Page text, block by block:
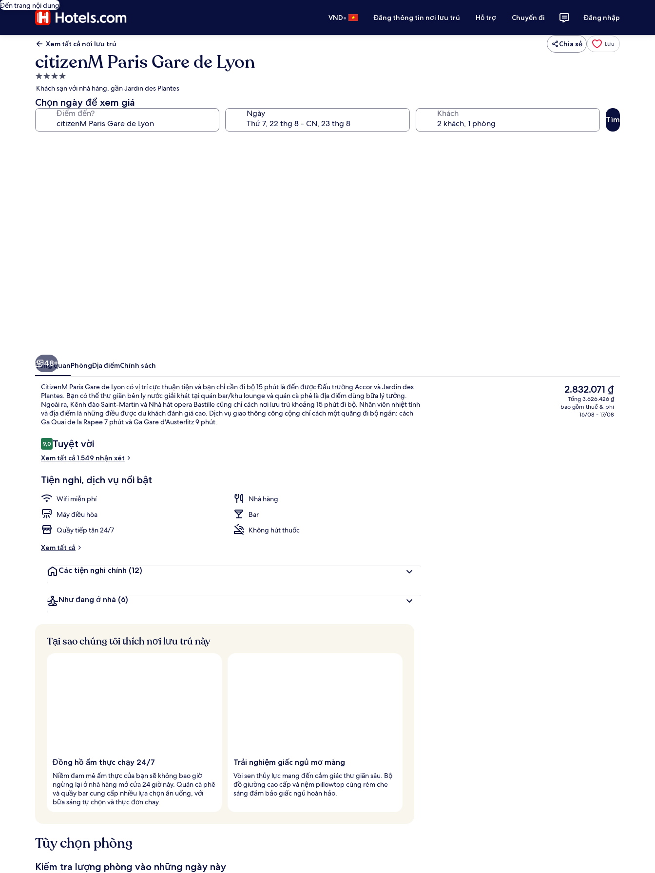
Đến trang nội dung
VND• Đăng thông tin nơi lưu trú Hỗ trợ Chuyến đi Đăng nhập
Xem tất cả nơi lưu trú Chia sẻ Lưu
citizenM Paris Gare de Lyon
Nơi
lưu
trú
4.0
Khách sạn với nhà hàng, gần Jardin des Plantes
Chọn ngày để xem giá
Điểm đến? Ngày Khách
Tìm
Tiện nghi, dịch vụ nơi lưu trú Nhà hàng
48+
Tổng quanPhòngĐịa điểmChính sách
CitizenM Paris Gare de Lyon có vị trí cực thuận tiện và bạn chỉ cần đi bộ 15 phút là đến được Đấu trường Accor và Jardin des
Plantes. Bạn có thể thư giãn bên ly nước giải khát tại quán bar/khu lounge và quán cà phê là địa điểm dùng bữa lý tưởng.
Ngoài ra, Kênh đào Saint-Martin và Nhà hát opera Bastille cũng chỉ cách nơi lưu trú khoảng 15 phút đi bộ. Nhân viên nhiệt tình
và địa điểm là những điều được du khách đánh giá cao. Dịch vụ giao thông công cộng chỉ cách một quãng đi bộ ngắn: cách
Ga Quai de la Rapee 7 phút và Ga Gare d'Austerlitz 9 phút.
Nhận
xét
9,09,0 trên 10,
Tuyệt vời
Xem tất cả 1.549 nhận xét
Tiện nghi, dịch vụ nổi bật
Wifi miễn phí
Nhà hàng
Máy điều hòa
Bar
Quầy tiếp tân 24/7
Không hút thuốc
Xem tất cả
Các tiện nghi chính (12)
Như đang ở nhà (6)
Giá
hiện
tại
2.832.071 ₫
Tổng 3.626.426 ₫
bao gồm thuế & phí
16/08 - 17/08
Tại sao chúng tôi thích nơi lưu trú này
Đồng hồ ẩm thực chạy 24/7
Niềm đam mê ẩm thực của bạn sẽ không bao giờ
ngừng lại ở nhà hàng mở cửa 24 giờ này. Quán cà phê
và quầy bar cung cấp nhiều lựa chọn ăn uống, với
bữa sáng tự chọn và thực đơn chay.
Trải nghiệm giấc ngủ mơ màng
Vòi sen thủy lực mang đến cảm giác thư giãn sâu. Bộ
đồ giường cao cấp và nệm pillowtop cùng rèm che
sáng đảm bảo giấc ngủ hoàn hảo.
Tùy chọn phòng
Kiểm tra lượng phòng vào những ngày này